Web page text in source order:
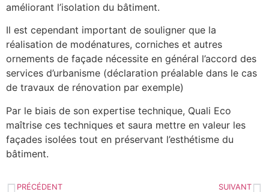
améliorant l’isolation du bâtiment.
Il est cependant important de souligner que la
réalisation de modénatures, corniches et autres
ornements de façade nécessite en général l’accord des
services d’urbanisme (déclaration préalable dans le cas
de travaux de rénovation par exemple)
Par le biais de son expertise technique, Quali Eco
maîtrise ces techniques et saura mettre en valeur les
façades isolées tout en préservant l’esthétisme du
bâtiment.
PRÉCÉDENT SUIVANT